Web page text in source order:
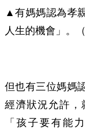
▲有媽媽認為孝
人生的機會」。
但也有三位媽媽
經濟狀況允許，
「孩子要有能